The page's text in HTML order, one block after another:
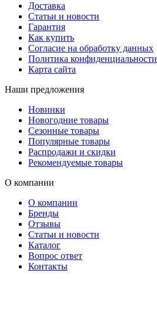
Доставка
Статьи и новости
Гарантия
Как купить
Согласие на обработку данных
Политика конфиденциальности
Карта сайта
Наши предложения
Новинки
Новогодние товары
Сезонные товары
Популярные товары
Распродажи и скидки
Рекомендуемые товары
О компании
О компании
Бренды
Отзывы
Статьи и новости
Каталог
Вопрос ответ
Контакты